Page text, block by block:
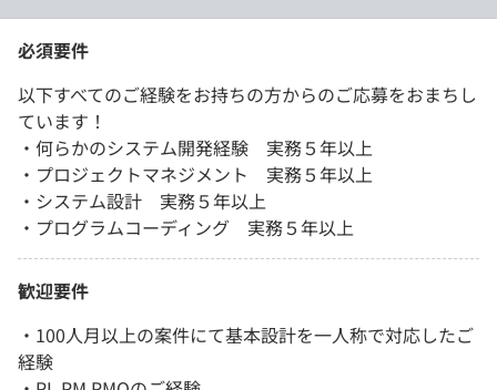
必須要件
以下すべてのご経験をお持ちの方からのご応募をおまちし
ています！
・何らかのシステム開発経験 実務５年以上
・プロジェクトマネジメント 実務５年以上
・システム設計 実務５年以上
・プログラムコーディング 実務５年以上
歓迎要件
・100人月以上の案件にて基本設計を一人称で対応したご
経験